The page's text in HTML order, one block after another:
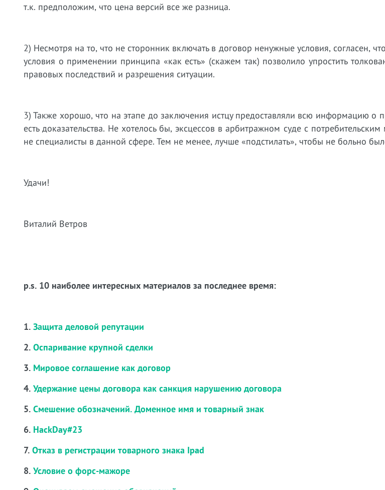
т.к. предположим, что цена версий все же разница.
2) Несмотря на то, что не сторонник включать в договор ненужные условия, согласен,
условия о применении принципа «как есть» (скажем так) позволило упростить
правовых последствий и разрешения ситуации.
3) Также хорошо, что на этапе до заключения истцу предоставляли всю информацию о
есть доказательства. Не хотелось бы, эксцессов в арбитражном суде с
не специалисты в данной сфере. Тем не менее, лучше «подстилать», чтобы не больно
Удачи!
Виталий Ветров
p.s. 10 наиболее интересных материалов за последнее время:
1. Защита деловой репутации
2. Оспаривание крупной сделки
3. Мировое соглашение как договор
4. Удержание цены договора как санкция нарушению договора
5. Смешение обозначений. Доменное имя и товарный знак
6. HackDay#23
7. Отказ в регистрации товарного знака Ipad
8. Условие о форс-мажоре